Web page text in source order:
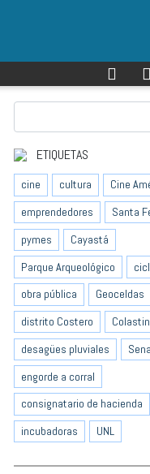
ETIQUETAS
cine cultura
Cine
emprendedores
Santa
pymes
Cayastá
Parque Arqueológico
obra pública
Geoceldas
distrito Costero
desagües pluviales
engorde a corral
consignatario de hacienda
incubadoras
UNL